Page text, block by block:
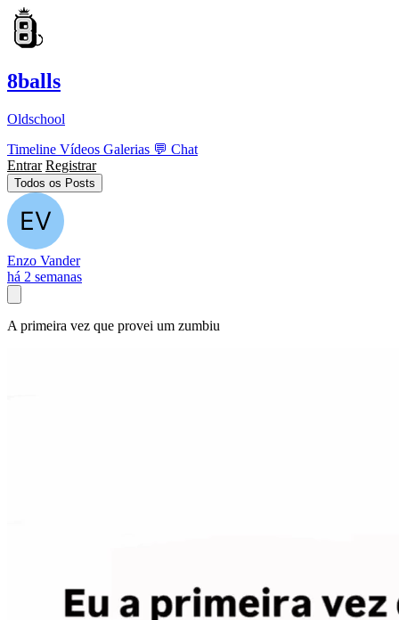
8balls
Oldschool
Timeline Vídeos Galerias 💬 Chat
Entrar Registrar
Todos os Posts
Enzo Vander
há 2 semanas
A primeira vez que provei um zumbiu